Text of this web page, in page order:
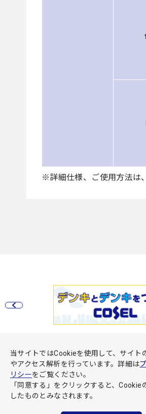
当サイトではCookieを使用して、サイト
やアクセス解析を行っています。詳細は
リシーをご覧ください。
「同意する」をクリックすると、Cookie
したものとみなされます。
※詳細仕様、ご使用方法は